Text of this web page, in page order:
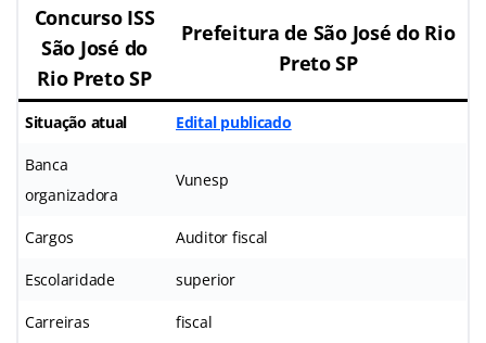
Concurso ISS
São José do
Rio Preto SP
Prefeitura de São José do Rio
Preto SP
Situação atual Edital publicado
Banca
organizadora
Vunesp
Cargos Auditor fiscal
Escolaridade superior
Carreiras fiscal